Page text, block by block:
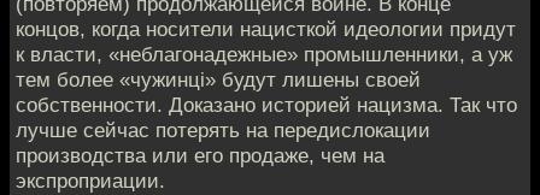
концов, когда носители нацисткой идеологии придут
к власти, «неблагонадежные» промышленники, а уж
тем более «чужинці» будут лишены своей
собственности. Доказано историей нацизма. Так что
лучше сейчас потерять на передислокации
производства или его продаже, чем на
экспроприации.